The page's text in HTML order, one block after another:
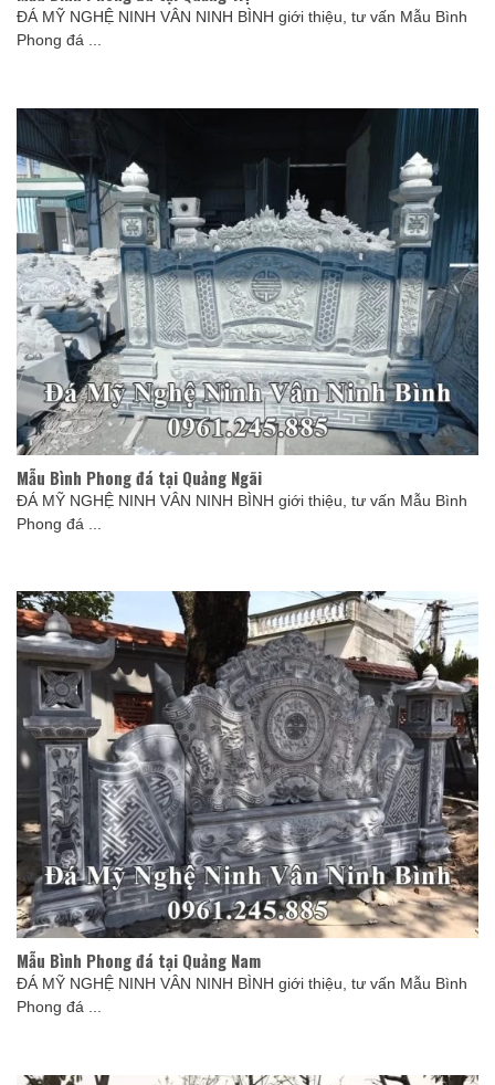
ĐÁ MỸ NGHỆ NINH VÂN NINH BÌNH giới thiệu, tư vấn Mẫu Bình
Phong đá ...
Mẫu Bình Phong đá tại Quảng Ngãi
ĐÁ MỸ NGHỆ NINH VÂN NINH BÌNH giới thiệu, tư vấn Mẫu Bình
Phong đá ...
Mẫu Bình Phong đá tại Quảng Nam
ĐÁ MỸ NGHỆ NINH VÂN NINH BÌNH giới thiệu, tư vấn Mẫu Bình
Phong đá ...